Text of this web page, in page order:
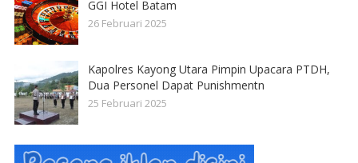
GGI Hotel Batam
26 Februari 2025
Kapolres Kayong Utara Pimpin Upacara PTDH,
Dua Personel Dapat Punishmentn
25 Februari 2025